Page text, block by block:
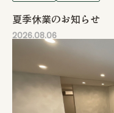
夏季休業のお知らせ
2026.08.06